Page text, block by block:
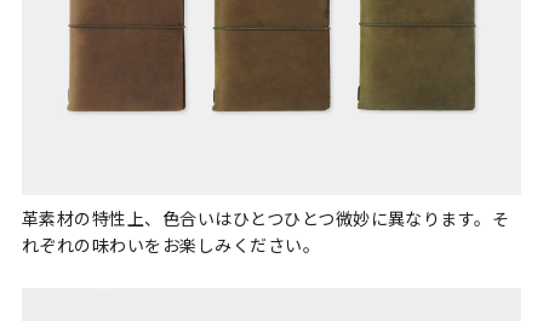
革素材の特性上、色合いはひとつひとつ微妙に異なります。そ
れぞれの味わいをお楽しみください。